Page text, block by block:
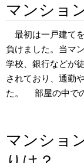
マンショ
最初は一戸建て
負けました。当マ
学校、銀行などが
されており、通勤
た。 部屋の中での
マンショ